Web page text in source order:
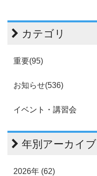
カテゴリ
重要(95)
お知らせ(536)
イベント・講習会
年別アーカイブ
2026年 (62)